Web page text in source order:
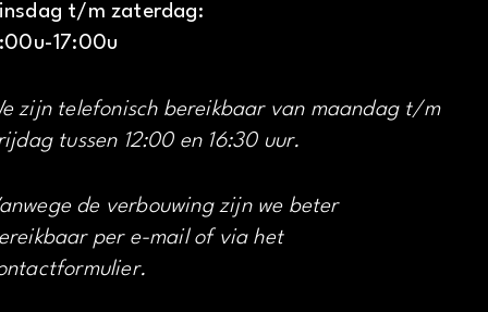
t/m zaterdag:
17:00u
zijn telefonisch bereikbaar van maandag t/m
tussen 12:00 en 16:30 uur.
de verbouwing zijn we beter
per e-mail of via het